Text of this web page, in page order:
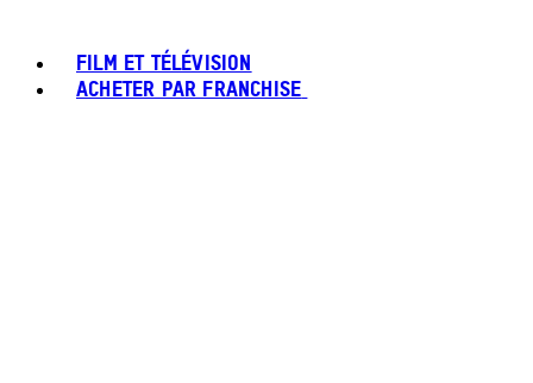
FILM ET TÉLÉVISION
ACHETER PAR FRANCHISE